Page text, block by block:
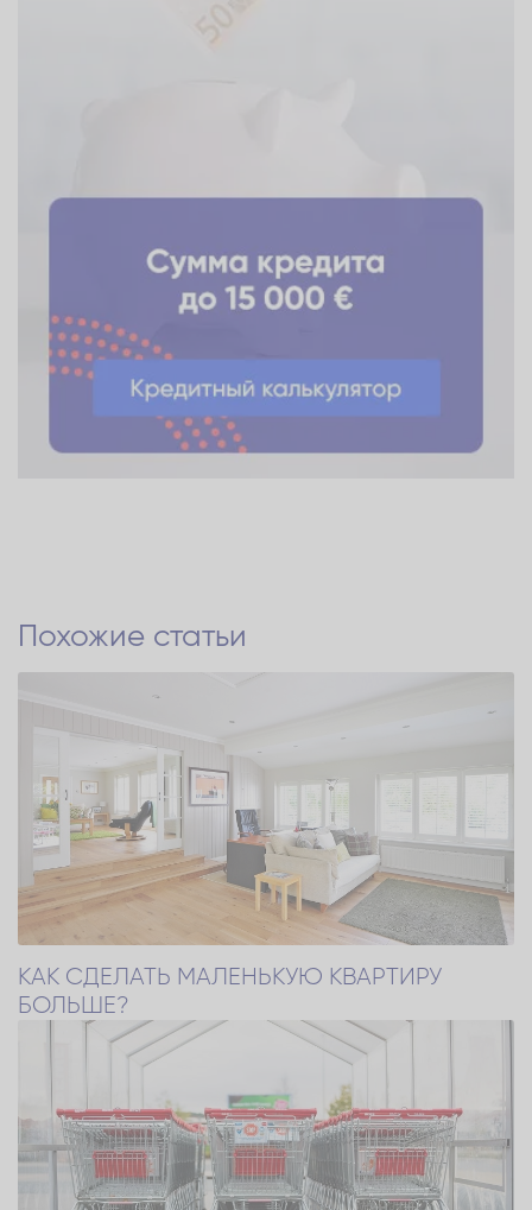
Похожие статьи
КАК СДЕЛАТЬ МАЛЕНЬКУЮ КВАРТИРУ
БОЛЬШЕ?